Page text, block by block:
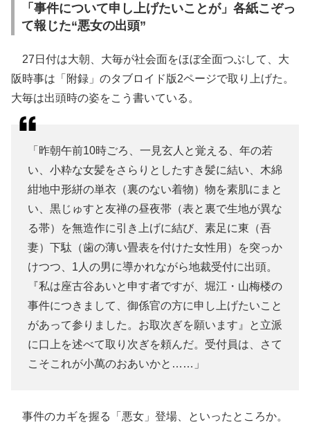
「事件について申し上げたいことが」各紙こぞっ
て報じた“悪女の出頭”
27日付は大朝、大毎が社会面をほぼ全面つぶして、大
阪時事は「附録」のタブロイド版2ページで取り上げた。
大毎は出頭時の姿をこう書いている。
「昨朝午前10時ごろ、一見玄人と覚える、年の若
い、小粋な女髪をさらりとしたすき髪に結い、木綿
紺地中形絣の単衣（裏のない着物）物を素肌にまと
い、黒じゅすと友禅の昼夜帯（表と裏で生地が異な
る帯）を無造作に引き上げに結び、素足に東（吾
妻）下駄（歯の薄い畳表を付けた女性用）を突っか
けつつ、1人の男に導かれながら地裁受付に出頭。
『私は座古谷あいと申す者ですが、堀江・山梅楼の
事件につきまして、御係官の方に申し上げたいこと
があって参りました。お取次ぎを願います』と立派
に口上を述べて取り次ぎを頼んだ。受付員は、さて
こそこれが小萬のおあいかと……」
事件のカギを握る「悪女」登場、といったところか。